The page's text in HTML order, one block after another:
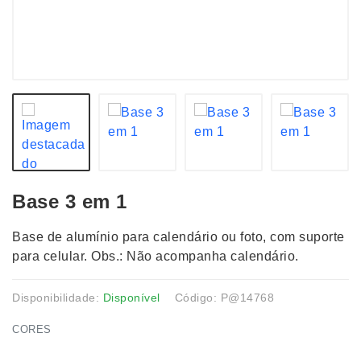
Base 3 em 1
Base de alumínio para calendário ou foto, com suporte
para celular. Obs.: Não acompanha calendário.
Disponibilidade: Disponível Código: P@14768
CORES